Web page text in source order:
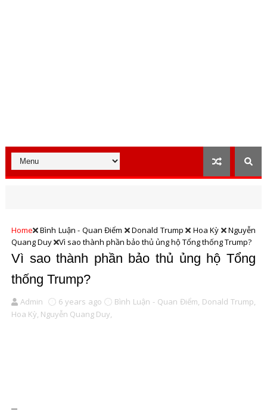
Home Bình Luận - Quan Điểm Donald Trump Hoa Kỳ
Nguyễn
Quang Duy
Vì sao thành phần bảo thủ ủng hộ Tổng thống Trump?
Vì sao thành phần bảo thủ ủng hộ Tổng
thống Trump?
Admin 6 years ago Bình Luận - Quan Điểm, Donald Trump,
Hoa Kỳ, Nguyễn Quang Duy,